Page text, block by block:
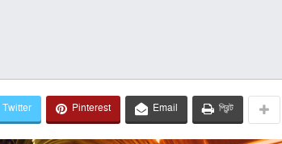
Twitter Pinterest Email প্রিন্ট